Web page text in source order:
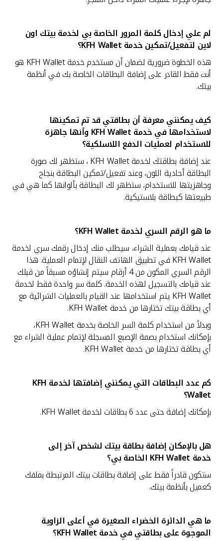
لم علي إدخال كلمة المرور الخاصة بي لخدمة بيتك اون
لاين لتفعيل/تمكين خدمةKFH Wallet؟
هذه الخطوة ضرورية لضمان أن مستخدم خدمة KFH Wallet هو
أنت فقط القادر على إضافة البطاقات الخاصة بك في أنظمة
بيتك.
كيف يمكنني معرفة أن بطاقتي قد تم تمكينها
لاستخدامها في خدمة KFH Wallet وأنها جاهزة
للاستخدام لعمليات الدفع اللاسلكية؟
عند إضافة بطاقتك لخدمة KFH Wallet ، ستظهر لك صورة
البطاقة أحادية اللون، وعند تفعيل/تمكين البطاقة بنجاح
وجاهزيتها للاستخدام، ستظهر لك البطاقة بألوانها كما هي في
طبيعتها كبطاقة بلاستيكية.
ما هو الرقم السري لخدمةKFH Wallet؟
عند قيامك بعملية الشراء، سيطلب منك إدخال رقمك سري لخدمة
KFH Wallet في تطبيق الهاتف النقال لإتمام العملية. هذا
الرقم السري المكون من 4 أرقام سيتم إنشاؤه مسبقاً من قبلك
عند قيامك بالتسجيل لهذه الخدمة. كلمة سر واحدة فقط لخدمة
KFH Wallet يتم استخدامها عند القيام بالعمليات الشرائية مع
أي بطاقة بيتك تختارها من خدمة KFH Wallet.
وبدلاً من استخدام كلمة السر الخاصة بخدمة KFH Wallet،
بإمكانك استخدام بصمة الإصبع المسجلة لإتمام عملية الشراء مع
أي بطاقة تختارها من خدمة KFH Wallet.
كم عدد البطاقات التي يمكنني إضافتها لخدمةKFH
Wallet؟
بإمكانك إضافة حتى عدد 6 بطاقات لخدمة KFH Wallet.
هل بالإمكان إضافة بطاقة بيتك لشخص آخر إلى
خدمة KFH Wallet الخاصة بي؟
ستكون قادراً فقط على إضافة بطاقات بيتك المرتبطة بملفك
كعميل بأنظمة بيتك.
ما هي الدائرة الخضراء الصغيرة في أعلى الزاوية
الموجوة على بطاقتي في خدمةKFH Wallet؟